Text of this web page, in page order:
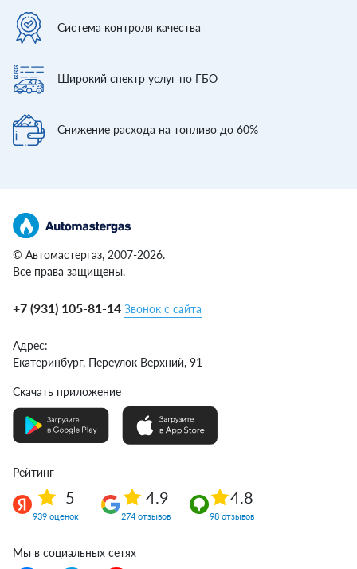
Система контроля качества
Широкий спектр услуг по ГБО
Снижение расхода на топливо до 60%
© Автомастергаз, 2007-2026.
Все права защищены.
+7 (931) 105-81-14 Звонок с сайта
Адрес:
Екатеринбург, Переулок Верхний, 91
Скачать приложение
Рейтинг
5
939 оценок
4.9
274 отзывов
4.8
98 отзывов
Мы в социальных сетях